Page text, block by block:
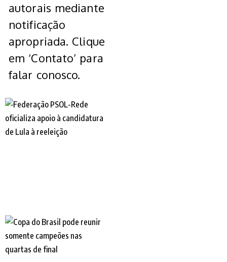
autorais mediante
notificação
apropriada. Clique
em ‘Contato’ para
falar conosco.